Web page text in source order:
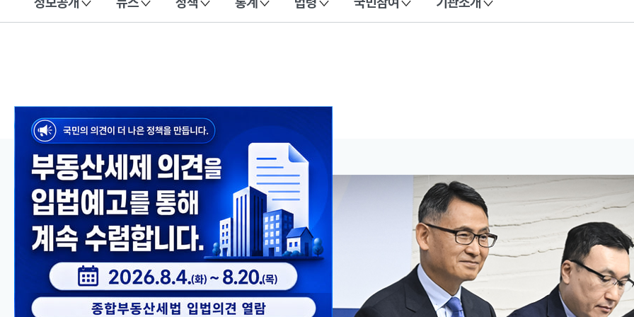
이 누리집은 대한민국 공식 전자정부 누리집입니다.
메인 콘텐츠